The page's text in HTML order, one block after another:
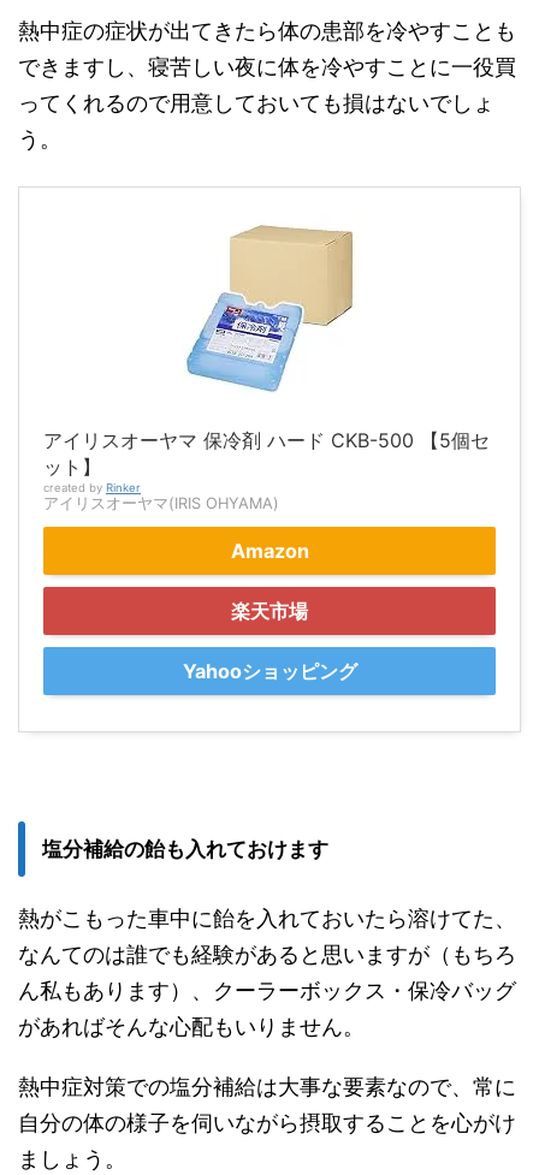
熱中症の症状が出てきたら体の患部を冷やすことも
できますし、寝苦しい夜に体を冷やすことに一役買
ってくれるので用意しておいても損はないでしょ
う。
アイリスオーヤマ 保冷剤 ハード CKB-500 【5個セ
ット】
created by Rinker
アイリスオーヤマ(IRIS OHYAMA)
Amazon
楽天市場
Yahooショッピング
塩分補給の飴も入れておけます
熱がこもった車中に飴を入れておいたら溶けてた、
なんてのは誰でも経験があると思いますが（もちろ
ん私もあります）、クーラーボックス・保冷バッグ
があればそんな心配もいりません。
熱中症対策での塩分補給は大事な要素なので、常に
自分の体の様子を伺いながら摂取することを心がけ
ましょう。